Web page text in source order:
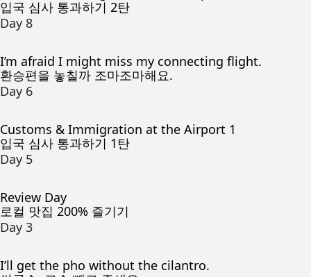
입국 심사 통과하기 2탄
Day 8
I’m afraid I might miss my connecting flight.
환승편을 놓칠까 조마조마해요.
Day 6
Customs & Immigration at the Airport 1
입국 심사 통과하기 1탄
Day 5
Review Day
로컬 맛집 200% 즐기기
Day 3
I’ll get the pho without the cilantro.